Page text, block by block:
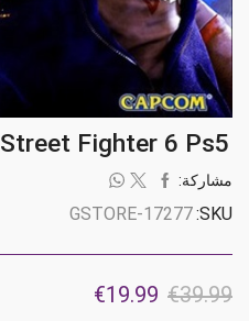
Street Fighter 6 Ps5
مشاركة:
SKU:
GSTORE-17277
€39.99
السعر€19.99